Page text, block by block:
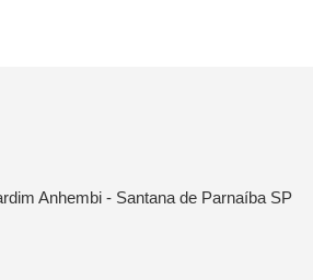
Anhembi - Santana de Parnaíba SP